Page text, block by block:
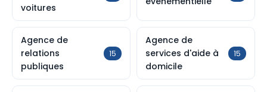
voitures
Agence de
relations
publiques
15
Agence de
services d'aide à
domicile
15